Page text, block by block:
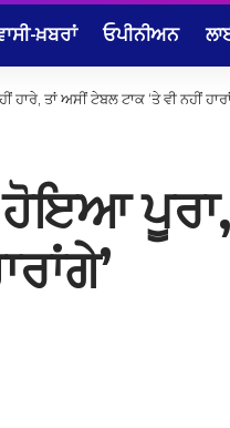
ਖ਼ਬਰਾਂ ਓਪੀਨੀਅਨ
ਤਾਂ ਅਸੀਂ ਟੇਬਲ ਟਾਕ ‘ਤੇ ਵੀ ਨਹੀਂ
ਪੂਰਾ,